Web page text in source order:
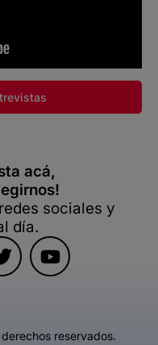
acá,
sociales y
día.
reservados.